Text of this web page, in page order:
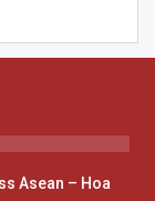
Asean – Hoa